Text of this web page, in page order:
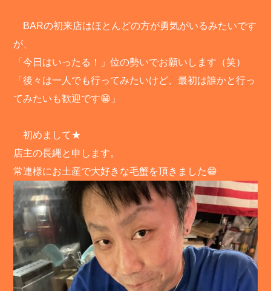
BARの初来店はほとんどの方が勇気がいるみたいです
が、
「今日はいったる！」位の勢いでお願いします（笑）
「後々は一人でも行ってみたいけど、最初は誰かと行っ
てみたいも歓迎です😁」
初めまして★
店主の長縄と申します。
常連様にお土産で大好きな毛蟹を頂きました😁